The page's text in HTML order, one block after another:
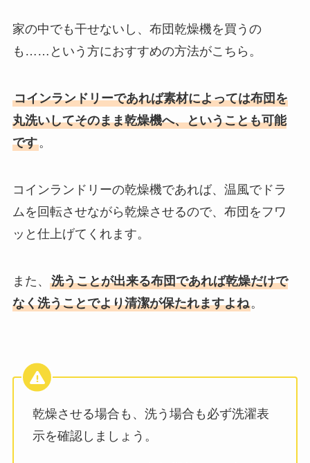
家の中でも干せないし、布団乾燥機を買うの
も……という方におすすめの方法がこちら。
コインランドリーであれば素材によっては布団を
丸洗いしてそのまま乾燥機へ、ということも可能
です。
コインランドリーの乾燥機であれば、温風でドラ
ムを回転させながら乾燥させるので、布団をフワ
ッと仕上げてくれます。
また、 洗うことが出来る布団であれば乾燥だけで
なく洗うことでより清潔が保たれますよね。
乾燥させる場合も、洗う場合も必ず洗濯表
示を確認しましょう。